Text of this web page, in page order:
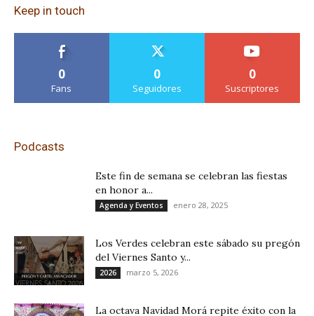
Keep in touch
0
Fans
0
Seguidores
0
Suscriptores
Podcasts
Este fin de semana se celebran las fiestas
en honor a...
Agenda y Eventos enero 28, 2025
Los Verdes celebran este sábado su pregón
del Viernes Santo y...
2026 marzo 5, 2026
La octava Navidad Morá repite éxito con la